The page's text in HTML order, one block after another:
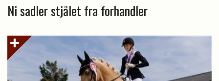
Ni sadler stjålet fra forhandler